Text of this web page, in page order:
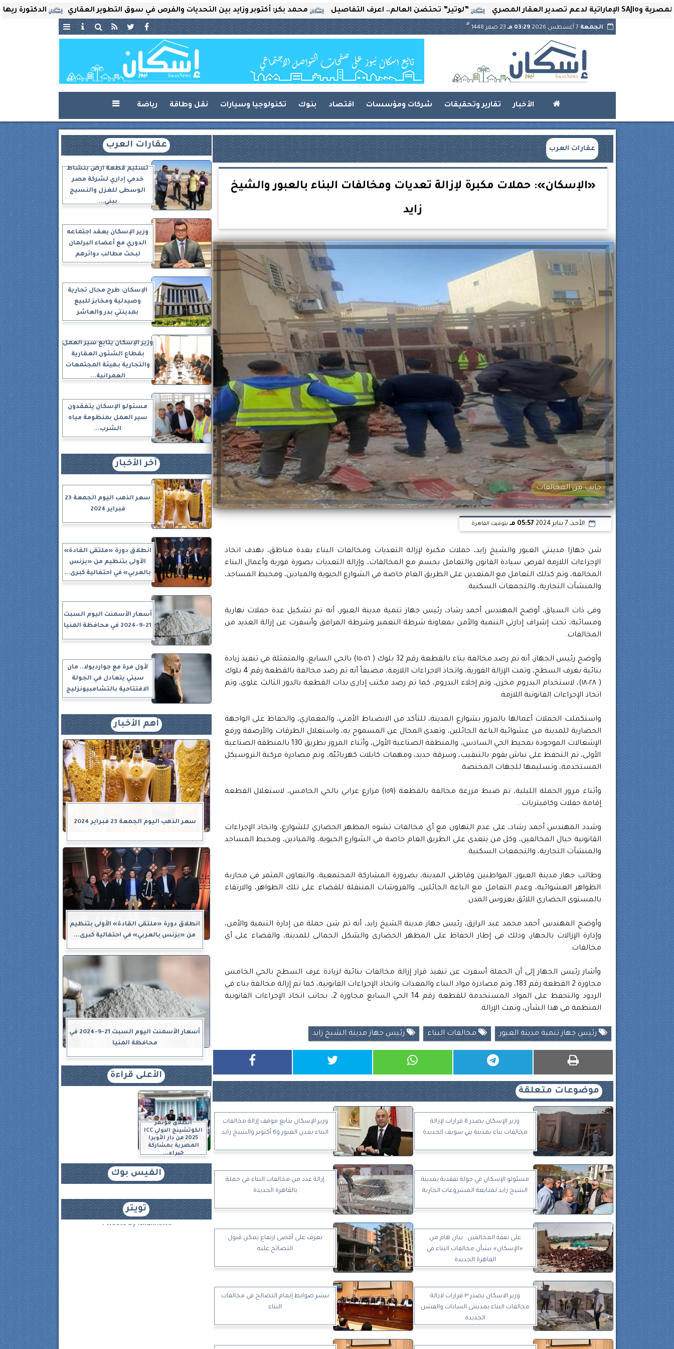
الدكتورة ريهام ثروت محمد بكر: أكتوبر وزايد بين التحديات والفرص في سوق التطوير العقاري ”لوتير” تحتضن العالم.. اعرف التفاصيل
الجمعة7 أغسطس 2026 03:29 مـ 23 صفر 1448
هـ
الأخبار تقارير وتحقيقات شركات ومؤسسات اقتصاد بنوك تكنولوجيا وسيارات نقل وطاقة رياضة 
عقارات العرب
«الإسكان»: حملات مكبرة لإزالة تعديات ومخالفات البناء بالعبور والشيخ
زايد
جانب من المخالفات
الأحد، 7 يناير 2024 05:57 مـ بتوقيت القاهرة
شن جهازا مدينتي العبور والشيخ زايد، حملات مكبرة لإزالة التعديات ومخالفات البناء بعدة مناطق، بهدف اتخاذ
الإجراءات اللازمة لفرض سيادة القانون والتعامل بحسم مع المخالفات، وإزالة التعديات بصورة فورية وأعمال البناء
المخالفة، وتم كذلك التعامل مع المتعدين على الطريق العام خاصة في الشوارع الحيوية والميادين، ومحيط المساجد،
والمنشآت التجارية، والتجمعات السكنية.
وفي ذات السياق، أوضح المهندس أحمد رشاد، رئيس جهاز تنمية مدينة العبور، أنه تم تشكيل عدة حملات نهارية
ومسائية، تحت إشراف إدارتي التنمية والأمن بمعاونة شرطة التعمير وشرطة المرافق وأسفرت عن إزالة العديد من
المخالفات.
وأوضح رئيس الجهاز، أنه تم رصد مخالفة بناء بالقطعة رقم 32 بلوك ( ١٥٠٥٦) بالحي السابع، والمتمثلة في تنفيذ زيادة
بنائية بغرف السطح، وتمت الإزالة الفورية، واتخاذ الاجراءات اللازمة، مضيفاً أنه تم رصد مخالفة بالقطعة رقم 4 بلوك
( ١٨٠٢٨)، لاستخدام البدروم مخزن، وتم إخلاء البدروم، كما تم رصد مكتب إدارى بذات القطعة بالدور الثالث علوى، وتم
اتخاذ الإجراءات القانونية اللازمة.
واستكملت الحملات أعمالها بالمرور بشوارع المدينة، للتأكد من الانضباط الأمني، والمعماري، والحفاظ على الواجهة
الحضارية للمدينة من عشوائية الباعة الجائلين، وتعدى المحال عن المسموح به، واستغلال الطرقات والأرصفة ورفع
الإشغالات الموجودة بمحيط الحي السادس، والمنطقة الصناعية الأولى، وأثناء المرور بطريق 130 بالمنطقة الصناعية
الأولى، تم التحفظ على نباش يقوم بالتنقيب، وسرقة حديد، ومهمات كابلات كهربائيّة، وتم مصادرة مركبة التروسيكل
المستخدمة، وتسليمها للجهات المختصة.
وأثناء مرور الحملة الليلية، تم ضبط مزرعة مخالفة بالقطعة (١٥٩) مزارع عرابي بالحي الخامس، لاستغلال القطعة
إقامة حفلات وكافيتريات .
وشدد المهندس أحمد رشاد، على عدم التهاون مع أي مخالفات تشوه المظهر الحضاري للشوارع، واتخاذ الإجراءات
القانونية حيال المخالفين، وكل من يتعدى على الطريق العام خاصة في الشوارع الحيوية، والميادين، ومحيط المساجد
والمنشآت التجارية، والتجمعات السكنية.
وطالب جهاز مدينة العبور، المواطنين وقاطني المدينة، بضرورة المشاركة المجتمعية، والتعاون المثمر في محاربة
الظواهر العشوائية، وعدم التعامل مع الباعة الجائلين، والفروشات المتنقلة للقضاء على تلك الظواهر، والارتقاء
بالمستوى الحضاري اللائق بعروس المدن.
وأوضح المهندس أحمد محمد عبد الرازق، رئيس جهاز مدينة الشيخ زايد، أنه تم شن حملة من إدارة التنمية والأمن،
وإدارة الإزالات بالجهاز، وذلك فى إطار الحفاظ على المظهر الحضارى والشكل الجمالى للمدينة، والقضاء على أي
مخالفات.
وأشار رئيس الجهاز إلى أن الحملة أسفرت عن تنفيذ قرار إزالة مخالفات بنائية لزيادة غرف السطح بالحي الخامس
مجاورة 2 القطعة رقم 183، وتم مصادرة مواد البناء والمعدات واتخاذ الإجراءات القانونية، كما تم إزالة مخالفة بناء في
الردود والتحفظ على المواد المستخدمة للقطعة رقم 14 الحي السابع مجاورة 2، بجانب اتخاذ الإجراءات القانونية
المنظمة فى هذا الشأن، وتمت الإزالة.
رئيس جهاز تنمية مدينة العبور مخالفات البناء رئيس جهاز مدينة الشيخ زايد
موضوعات متعلقة
وزير الإسكان يصدر 6 قرارات لإزالة
مخالفات بناء بمدينة بني سويف الجديدة
وزير الإسكان يتابع موقف إزالة مخالفات
البناء بمدن العبور و6 أكتوبر والشيخ زايد
مسئولو الإسكان في جولة تفقدية بمدينة
الشيخ زايد لمتابعة المشروعات الجارية
إزالة عدد من مخالفات البناء فى حملة
بالقاهرة الجديدة
على نفقة المخالفين.. بيان هام من
«الإسكان» بشأن مخالفات البناء في
القاهرة الجديدة
تعرف على أقصى ارتفاع يمكن قبول
التصالح عليه
وزير الاسكان يصدر ٣ قرارات لازالة
مخالفات البناء بمدينتى السادات والفشن
الجديدة
ننشر ضوابط إتمام التصالح في مخالفات
البناء
عقارات العرب
تسليم قطعة أرض بنشاط
خدمي إداري لشركة مصر
الوسطى للغزل والنسيج
ببني...
وزير الإسكان يعقد اجتماعه
الدوري مع أعضاء البرلمان
لبحث مطالب دوائرهم
الإسكان: طرح محال تجارية
وصيدلية ومخابز للبيع
بمدينتي بدر والعاشر
وزير الإسكان يتابع سير العمل
بقطاع الشئون العقارية
والتجارية بهيئة المجتمعات
العمرانية...
مسئولو الإسكان يتفقدون
سير العمل بمنظومة مياه
الشرب...
آخر الأخبار
سعر الذهب اليوم الجمعة 23
فبراير 2024
انطلاق دورة «ملتقى القادة»
الأولى بتنظيم من «بزنس
بالعربي» في احتفالية كبرى...
أسعار الأسمنت اليوم السبت
21-9-2024 في محافظة المنيا
لأول مرة مع جوارديولا.. مان
سيتي يتعادل في الجولة
الافتتاحية بالتشامبيونزليج
أهم الأخبار
سعر الذهب اليوم الجمعة 23 فبراير 2024
انطلاق دورة «ملتقى القادة» الأولى بتنظيم
من «بزنس بالعربي» في احتفالية كبرى...
أسعار الأسمنت اليوم السبت 21-9-2024 في
محافظة المنيا
الأعلى قراءة
انطلاق مؤتمر
الكوتشينج الدولي ICC
2025 من دار الأوبرا
المصرية بمشاركة
خبراء...
الفيس بوك
تويتر
Tweets by iskannews